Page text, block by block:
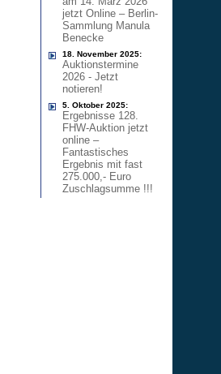
jetzt Online – Berlin-
Sammlung Manula
Benecke
18. November 2025:
Auktionstermine
2026 - Jetzt
notieren!
5. Oktober 2025:
Ergebnisse 128.
FHW-Auktion jetzt
online –
Fantastisches
Ergebnis mit fast
275.000,- Euro
Zuschlagsumme !!!